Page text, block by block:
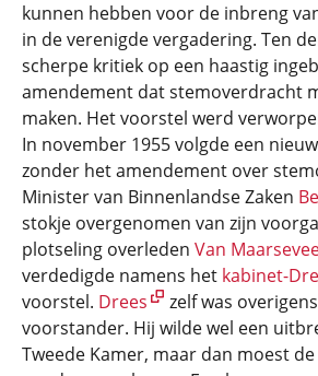
kunnen hebben voor de inbreng
in de verenigde vergadering. Ten
scherpe kritiek op een haastig
amendement dat stemoverdracht
maken. Het voorstel werd
In november 1955 volgde een
zonder het amendement over
Minister van Binnenlandse Zaken
stokje overgenomen van zijn
plotseling overleden Van
verdedigde namens het kabinet-
voorstel. Drees
zelf was
voorstander. Hij wilde wel een
Tweede Kamer, maar dan moest